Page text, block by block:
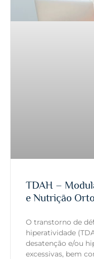
TDAH –
e Nutrição
O transtorno de
hiperatividade
desatenção e/ou
excessivas, bem